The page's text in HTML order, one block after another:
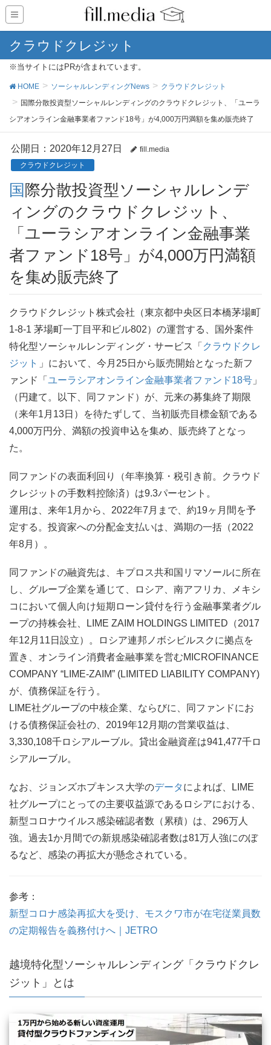
クラウドクレジット
※当サイトにはPRが含まれています。
HOME ソーシャルレンディングNews
クラウドクレジット
国際分散投資型ソーシャルレンディングのクラウドクレジット、「ユーラ
シアオンライン金融事業者ファンド18号」が4,000万円満額を集め販売終了
公開日： 2020年12月27日
fill.media
クラウドクレジット
国際分散投資型ソーシャルレンデ
ィングのクラウドクレジット、
「ユーラシアオンライン金融事業
者ファンド18号」が4,000万円満額
を集め販売終了
クラウドクレジット株式会社（東京都中央区日本橋茅場町
1-8-1 茅場町一丁目平和ビル802）の運営する、国外案件
特化型ソーシャルレンディング・サービス「 クラウドクレ
ジット
」において、今月25日から販売開始となった新フ
ァンド「 ユーラシアオンライン金融事業者ファンド18号 」
（円建て。以下、同ファンド）が、元来の募集終了期限
（来年1月13日）を待たずして、当初販売目標金額である
4,000万円分、満額の投資申込を集め、販売終了となっ
た。
同ファンドの表面利回り（年率換算・税引き前。クラウド
クレジットの手数料控除済）は9.3パーセント。
運用は、来年1月から、2022年7月まで、約19ヶ月間を予
定する。投資家への分配金支払いは、満期の一括（2022
年8月）。
同ファンドの融資先は、キプロス共和国リマソールに所在
し、グループ企業を通じて、ロシア、南アフリカ、メキシ
コにおいて個人向け短期ローン貸付を行う金融事業者グル
ープの持株会社、LIME ZAIM HOLDINGS LIMITED（2017
年12月11日設立）。ロシア連邦ノボシビルスクに拠点を
置き、オンライン消費者金融事業を営むMICROFINANCE
COMPANY “LIME-ZAIM” (LIMITED LIABILITY COMPANY)
が、債務保証を行う。
LIME社グループの中核企業、ならびに、同ファンドにお
ける債務保証会社の、2019年12月期の営業収益は、
3,330,108千ロシアルーブル。貸出金融資産は941,477千ロ
シアルーブル。
なお、ジョンズホプキンス大学のデータによれば、LIME
社グループにとっての主要収益源であるロシアにおける、
新型コロナウイルス感染確認者数（累積）は、296万人
強。過去1か月間での新規感染確認者数は81万人強にのぼ
るなど、感染の再拡大が懸念されている。
参考：
新型コロナ感染再拡大を受け、モスクワ市が在宅従業員数
の定期報告を義務付けへ｜JETRO
越境特化型ソーシャルレンディング「クラウドクレ
ジット」とは